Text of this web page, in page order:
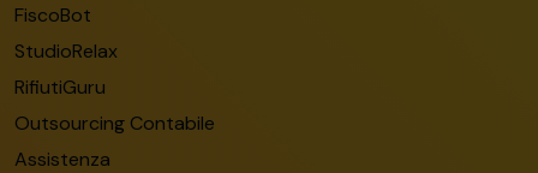
FiscoBot
StudioRelax
RifiutiGuru
Outsourcing Contabile
Assistenza